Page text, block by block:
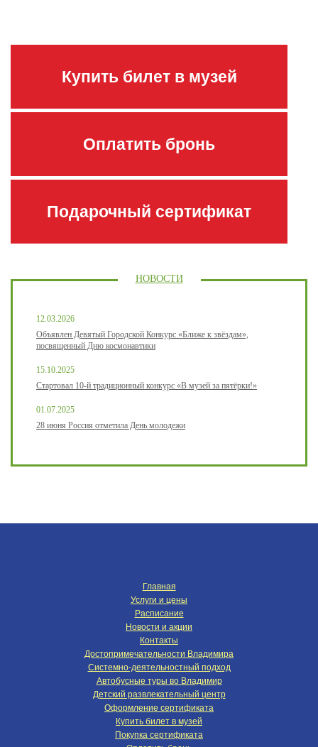
Купить билет в музей
Оплатить бронь
Подарочный сертификат
НОВОСТИ
12.03.2026
Объявлен Девятый Городской Конкурс «Ближе к звёздам»,
посвященный Дню космонавтики
15.10.2025
Стартовал 10-й традиционный конкурс «В музей за пятёрки!»
01.07.2025
28 июня Россия отметила День молодежи
Главная
Услуги и цены
Расписание
Новости и акции
Контакты
Достопримечательности Владимира
Системно-деятельностный подход
Автобусные туры во Владимир
Детский развлекательный центр
Оформление сертификата
Купить билет в музей
Покупка сертификата